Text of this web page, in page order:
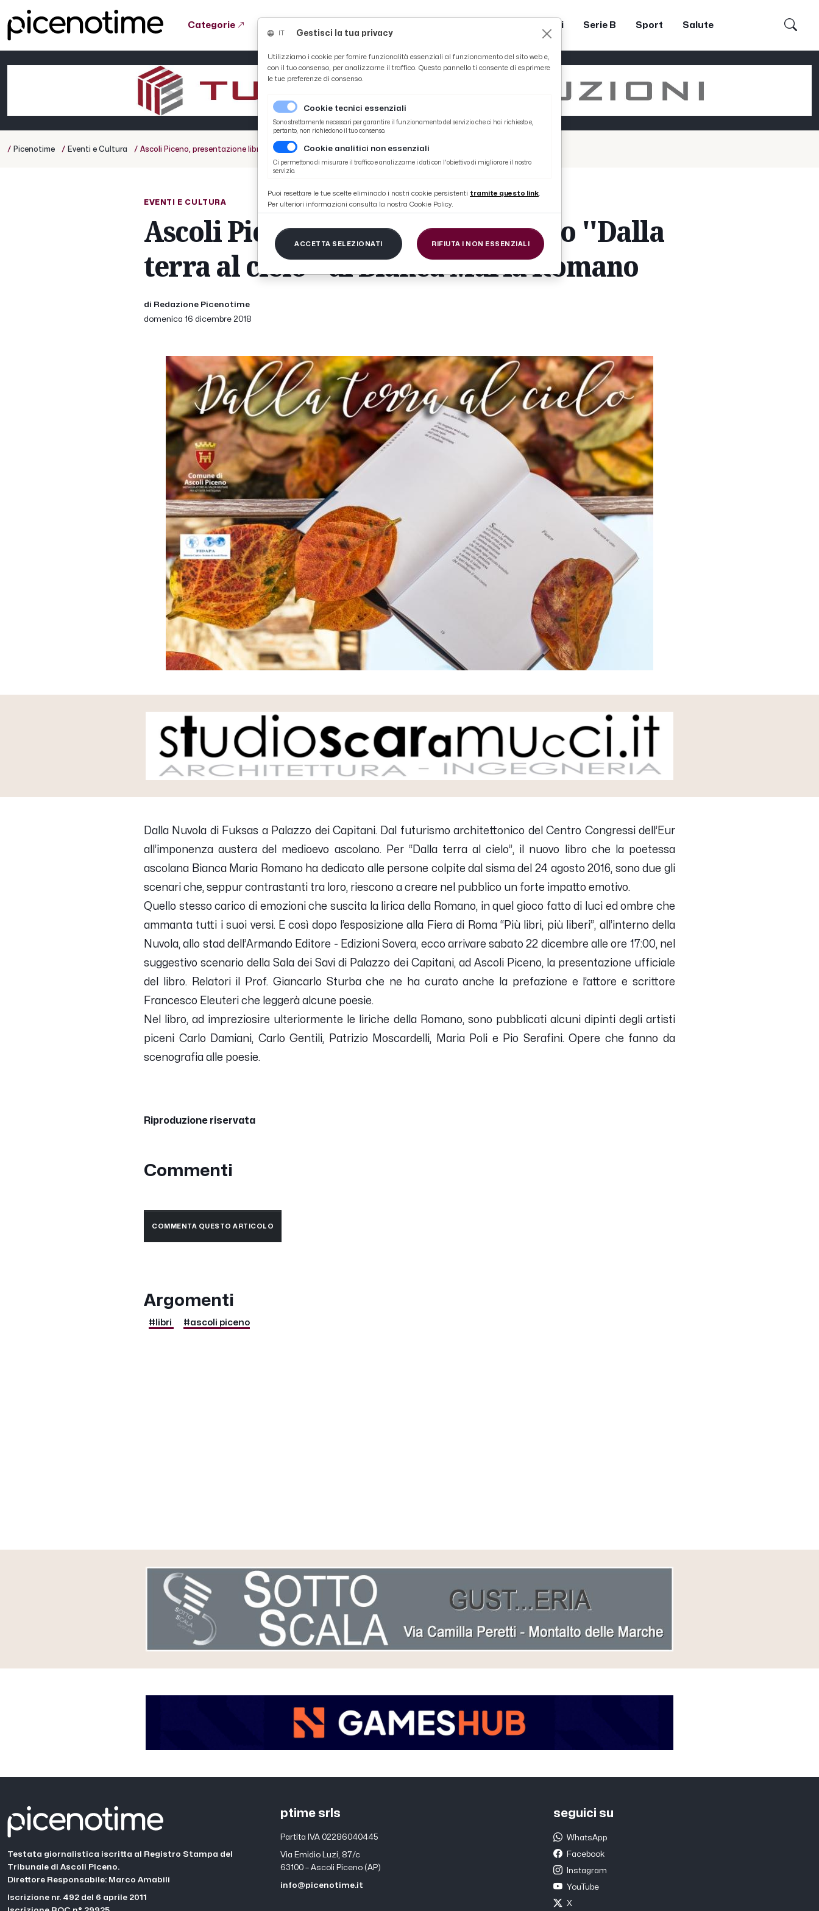
Categorie Coppa Teodori Serie B Sport Salute
/ Picenotime / Eventi e Cultura / Ascoli Piceno, presentazione libro ''Dalla terra al cielo'' di Bianca Maria Romano
EVENTI E CULTURA
Ascoli Piceno, presentazione libro ''Dalla
terra al cielo'' di Bianca Maria Romano
di Redazione Picenotime
domenica 16 dicembre 2018
Dalla Nuvola di Fuksas a Palazzo dei Capitani. Dal futurismo architettonico del Centro Congressi dell’Eur
all’imponenza austera del medioevo ascolano. Per “Dalla terra al cielo”, il nuovo libro che la poetessa
ascolana Bianca Maria Romano ha dedicato alle persone colpite dal sisma del 24 agosto 2016, sono due gli
scenari che, seppur contrastanti tra loro, riescono a creare nel pubblico un forte impatto emotivo.
Quello stesso carico di emozioni che suscita la lirica della Romano, in quel gioco fatto di luci ed ombre che
ammanta tutti i suoi versi. E così dopo l’esposizione alla Fiera di Roma “Più libri, più liberi”, all’interno della
Nuvola, allo stad dell’Armando Editore - Edizioni Sovera, ecco arrivare sabato 22 dicembre alle ore 17:00, nel
suggestivo scenario della Sala dei Savi di Palazzo dei Capitani, ad Ascoli Piceno, la presentazione ufficiale
del libro. Relatori il Prof. Giancarlo Sturba che ne ha curato anche la prefazione e l’attore e scrittore
Francesco Eleuteri che leggerà alcune poesie.
Nel libro, ad impreziosire ulteriormente le liriche della Romano, sono pubblicati alcuni dipinti degli artisti
piceni Carlo Damiani, Carlo Gentili, Patrizio Moscardelli, Maria Poli e Pio Serafini. Opere che fanno da
scenografia alle poesie.
Riproduzione riservata
Commenti
COMMENTA QUESTO ARTICOLO
Argomenti
#libri #ascoli piceno
Testata giornalistica iscritta al Registro Stampa del
Tribunale di Ascoli Piceno.
Direttore Responsabile: Marco Amabili
Iscrizione nr. 492 del 6 aprile 2011
ptime srls
Partita IVA 02286040445
Via Emidio Luzi, 87/c
63100 – Ascoli Piceno (AP)
info@picenotime.it
seguici su
WhatsApp
Facebook
Instagram
YouTube
X
Gestisci la tua privacy
Utilizziamo i cookie per fornire funzionalità essenziali al funzionamento del sito web e,
con il tuo consenso, per analizzarne il traffico. Questo pannello ti consente di esprimere
le tue preferenze di consenso.
Cookie tecnici essenziali
Sono strettamente necessari per garantire il funzionamento del servizio che ci hai richiesto e,
pertanto, non richiedono il tuo consenso.
Cookie analitici non essenziali
Ci permettono di misurare il traffico e analizzarne i dati con l'obiettivo di migliorare il nostro
servizio.
Puoi resettare le tue scelte eliminado i nostri cookie persistenti tramite questo link.
Per ulteriori informazioni consulta la nostra Cookie Policy.
ACCETTA SELEZIONATI RIFIUTA I NON ESSENZIALI